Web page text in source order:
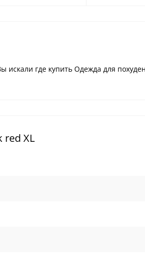
искали где купить Одежда для
red XL